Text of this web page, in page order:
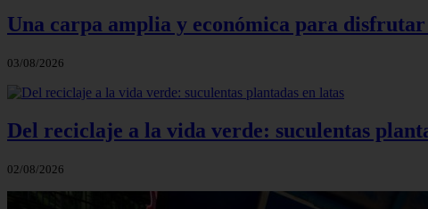
Una carpa amplia y económica para
03/08/2026
Del reciclaje a la vida verde: suculentas
02/08/2026